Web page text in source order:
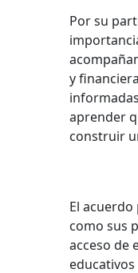
Por su
y
aprender
construir
El
como sus
acceso de